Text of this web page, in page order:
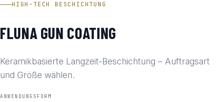
HIGH-TECH BESCHICHTUNG
FLUNA GUN COATING
Keramikbasierte Langzeit-Beschichtung – Auftragsart
und Größe wählen.
ANWENDUNGSFORM